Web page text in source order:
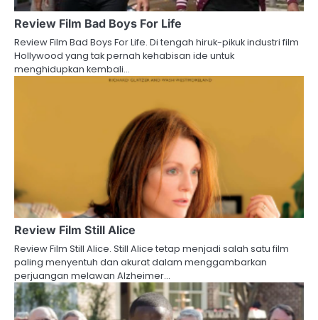
Review Film Bad Boys For Life
Review Film Bad Boys For Life. Di tengah hiruk-pikuk industri film
Hollywood yang tak pernah kehabisan ide untuk
menghidupkan kembali…
Review Film Still Alice
Review Film Still Alice. Still Alice tetap menjadi salah satu film
paling menyentuh dan akurat dalam menggambarkan
perjuangan melawan Alzheimer…